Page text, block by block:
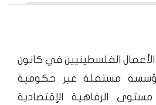
الفلسطينيين في كانون
1997 كمؤسسة مستقلة غير حكومية
الرفاهية الإقتصادية